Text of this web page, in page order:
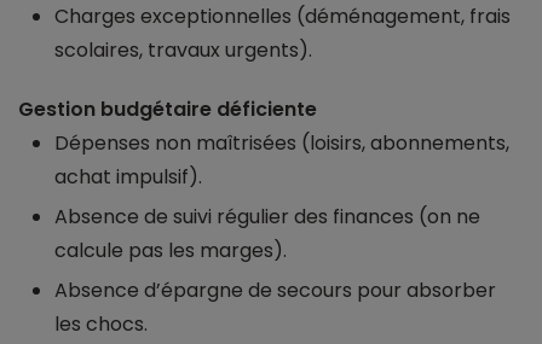
Charges exceptionnelles (déménagement, frais
scolaires, travaux urgents).
Gestion budgétaire déficiente
Dépenses non maîtrisées (loisirs, abonnements,
achat impulsif).
Absence de suivi régulier des finances (on ne
calcule pas les marges).
Absence d’épargne de secours pour absorber
les chocs.